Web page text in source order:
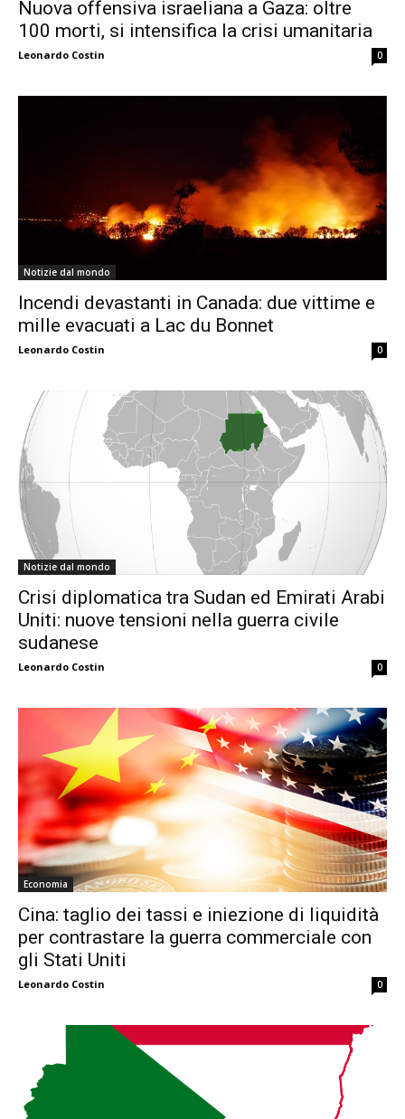
Nuova offensiva israeliana a Gaza: oltre
100 morti, si intensifica la crisi umanitaria
Leonardo Costin 0
Notizie dal mondo
Incendi devastanti in Canada: due vittime e
mille evacuati a Lac du Bonnet
Leonardo Costin 0
Notizie dal mondo
Crisi diplomatica tra Sudan ed Emirati Arabi
Uniti: nuove tensioni nella guerra civile
sudanese
Leonardo Costin 0
Economia
Cina: taglio dei tassi e iniezione di liquidità
per contrastare la guerra commerciale con
gli Stati Uniti
Leonardo Costin 0